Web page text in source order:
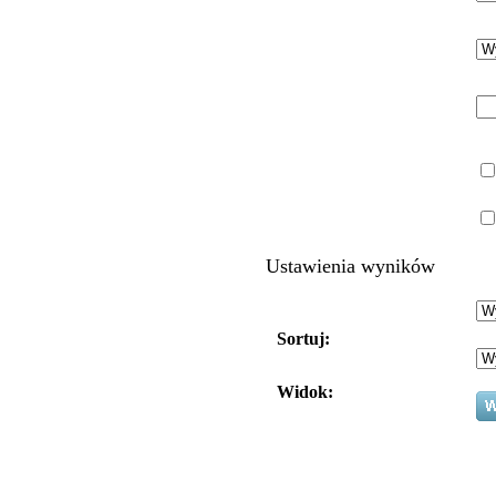
Ustawienia wyników
Sortuj:
Widok: